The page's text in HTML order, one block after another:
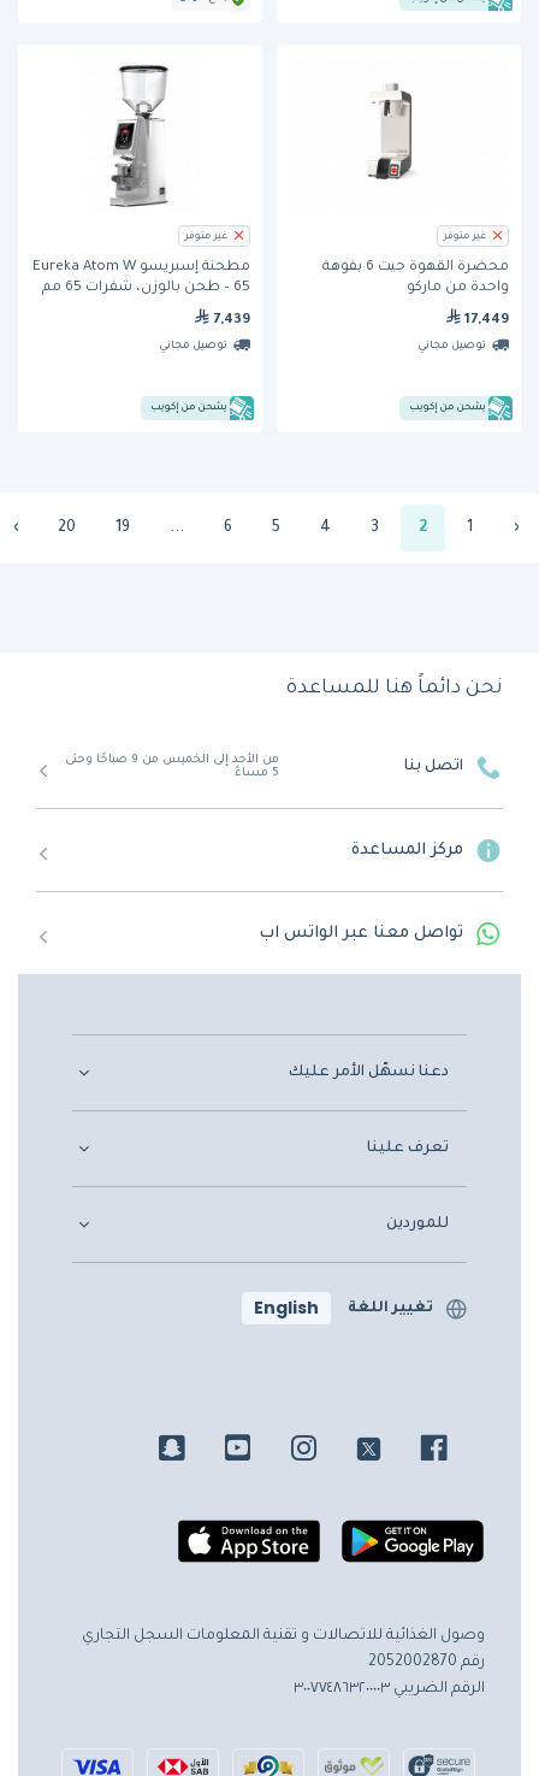
غير متوفر
محضرة القهوة جيت 6 بفوهة
واحدة من ماركو
17,449
توصيل مجاني
يشحن من إكويب
غير متوفر
مطحنة إسبريسو Eureka Atom W
65 – طحن بالوزن، شفرات 65 مم
7,439
توصيل مجاني
يشحن من إكويب
‹
1
2
3
4
5
6
...
19
20
›
نحن دائماً هنا للمساعدة
اتصل بنا
من الأحد إلى الخميس من 9 صباحًا وحتى
5 مساءً
مركز المساعدة
تواصل معنا عبر الواتس اب
دعنا نسهّل الأمر عليك
تعرف علينا
للموردين
تغيير اللغة English
وصول الغذائية للاتصالات و تقنية المعلومات السجل التجاري
رقم 2052002870
الرقم الضريبي ٣٠٠٧٧٤٨٦٣٢٠٠٠٠٣